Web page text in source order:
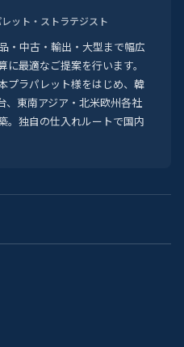
ット・ストラテジスト
・中古・輸出・大型まで幅広
最適なご提案を行います。
プラパレット様をはじめ、韓
、東南アジア・北米欧州各社
。独自の仕入れルートで国内